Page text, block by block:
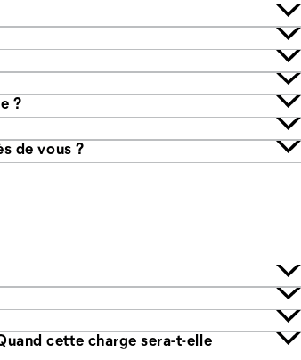
l'avoir achetée ?
acheté en magasin auprès de vous ?